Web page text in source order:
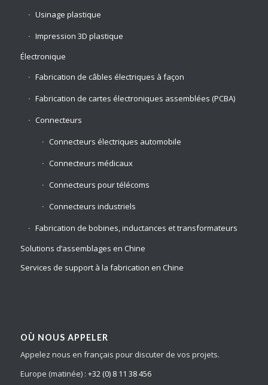
Usinage plastique
Impression 3D plastique
Électronique
Fabrication de câbles électriques à façon
Fabrication de cartes électroniques assemblées (PCBA)
Connecteurs
Connecteurs électriques automobile
Connecteurs médicaux
Connecteurs pour télécoms
Connecteurs industriels
Fabrication de bobines, inductances et transformateurs
Solutions d’assemblages en Chine
Services de support à la fabrication en Chine
OÙ NOUS APPELER
Appelez nous en français pour discuter de vos projets.
Europe (matinée) : +32 (0) 8 11 38 456